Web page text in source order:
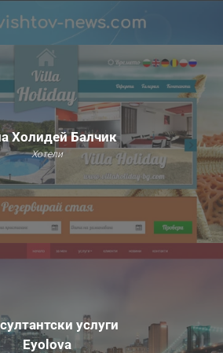
Холидей Балчик
Хотели
услуги
Eyolova